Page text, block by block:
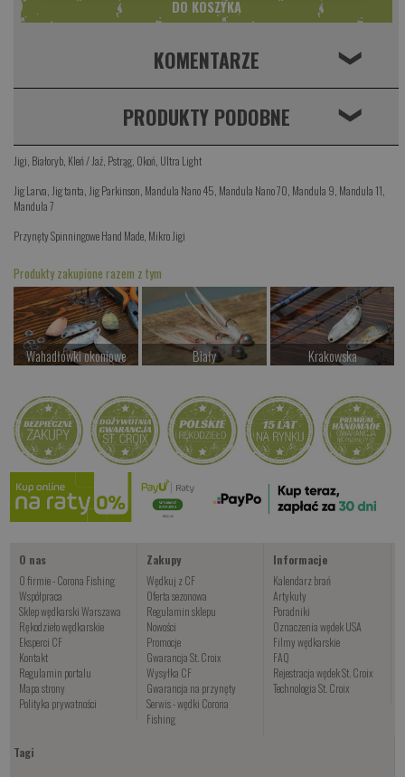
KOMENTARZE ❮
PRODUKTY PODOBNE ❮
Jigi Białoryb Kleń / Jaź Pstrąg, Okoń Ultra Light
Jig Larva Jig tanta Jig Parkinson Mandula Nano 45 Mandula Nano 70 Mandula 9 Mandula 11
Mandula 7
Przynęty Spinningowe Hand Made Mikro Jigi
Produkty zakupione razem z tym
Wahadłówki okoniowe
Kup teraz >
Biały
Kup teraz >
Krakowska
Kup teraz >
FOKA CF
od 34.00 PLN
Kup teraz >
O nas
O firmie - Corona Fishing
Współpraca
Sklep wędkarski Warszawa
Rękodzieło wędkarskie
Eksperci CF
Kontakt
Regulamin portalu
Mapa strony
Polityka prywatności
Zakupy
Wędkuj z CF
Oferta sezonowa
Regulamin sklepu
Nowości
Promocje
Gwarancja St. Croix
Wysyłka CF
Gwarancja na przynęty
Serwis - wędki Corona
Fishing
Informacje
Kalendarz brań
Artykuły
Poradniki
Oznaczenia wędek USA
Filmy wędkarskie
FAQ
Rejestracja wędek St. Croix
Technologia St. Croix
Tagi